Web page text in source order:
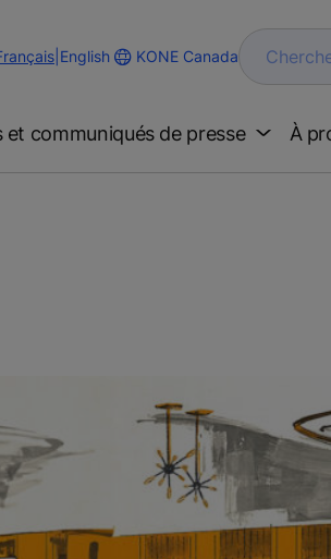
English KONE Canada
et communiqués de presse À